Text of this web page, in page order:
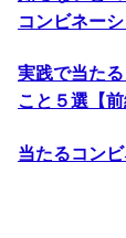
コンビネー
実践で当た
こと５選【
当たるコン